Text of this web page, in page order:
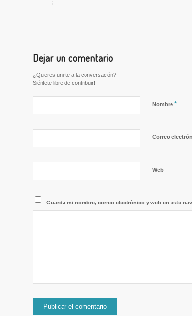
Dejar un comentario
¿Quieres unirte a la conversación?
Siéntete libre de contribuir!
Nombre *
Correo
Web
Guarda mi nombre, correo electrónico y web en este